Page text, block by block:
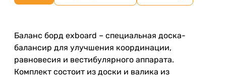
Баланс борд exboard – специальная доска-
балансир для улучшения координации,
равновесия и вестибулярного аппарата.
Комплект состоит из доски и валика из